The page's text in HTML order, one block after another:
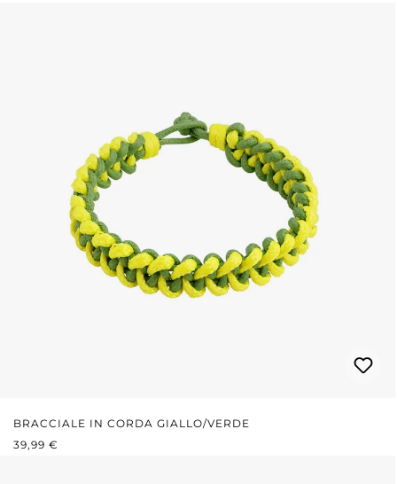
BRACCIALE IN CORDA GIALLO/VERDE
PREZZO NORMALE:
39,99 €